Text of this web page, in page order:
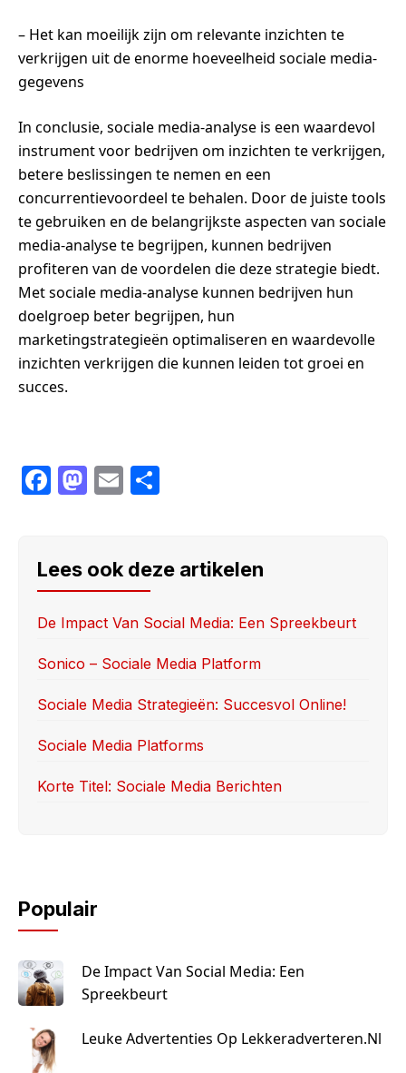
– Het kan moeilijk zijn om relevante inzichten te
verkrijgen uit de enorme hoeveelheid sociale media-
gegevens
In conclusie, sociale media-analyse is een waardevol
instrument voor bedrijven om inzichten te verkrijgen,
betere beslissingen te nemen en een
concurrentievoordeel te behalen. Door de juiste tools
te gebruiken en de belangrijkste aspecten van sociale
media-analyse te begrijpen, kunnen bedrijven
profiteren van de voordelen die deze strategie biedt.
Met sociale media-analyse kunnen bedrijven hun
doelgroep beter begrijpen, hun
marketingstrategieën optimaliseren en waardevolle
inzichten verkrijgen die kunnen leiden tot groei en
succes.
F
e
b
o
o
M
o
d
o
n
E
e
Lees ook deze artikelen
De Impact Van Social Media: Een Spreekbeurt
Sonico – Sociale Media Platform
Sociale Media Strategieën: Succesvol Online!
Sociale Media Platforms
Korte Titel: Sociale Media Berichten
Populair
De Impact Van Social Media: Een
Spreekbeurt
Leuke Advertenties Op Lekkeradverteren.nl